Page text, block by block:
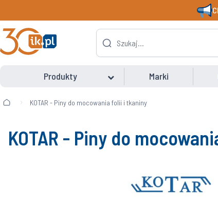
Produkty Marki
KOTAR - Piny do mocowania folii i tkaniny
KOTAR - Piny do